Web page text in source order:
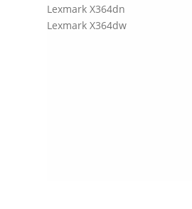
Lexmark X364dn
Lexmark X364dw